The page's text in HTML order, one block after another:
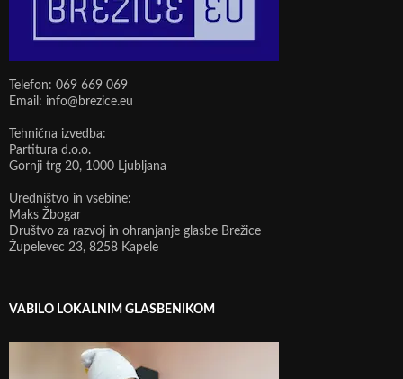
Telefon: 069 669 069
Email: info@brezice.eu
Tehnična izvedba:
Partitura d.o.o.
Gornji trg 20, 1000 Ljubljana
Uredništvo in vsebine:
Maks Žbogar
Društvo za razvoj in ohranjanje glasbe Brežice
Župelevec 23, 8258 Kapele
VABILO LOKALNIM GLASBENIKOM